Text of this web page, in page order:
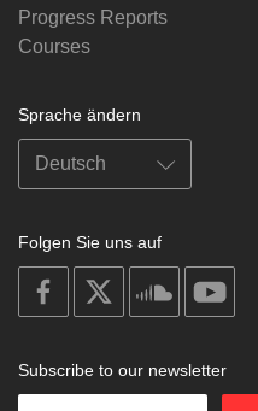
Progress Reports
Courses
Sprache ändern
Folgen Sie uns auf
on
facebook
soundcloud
Subscribe to our newsletter